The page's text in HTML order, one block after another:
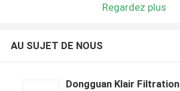
Regardez plus
AU SUJET DE NOUS
Dongguan Klair Filtration